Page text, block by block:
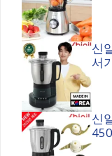
신
서
신